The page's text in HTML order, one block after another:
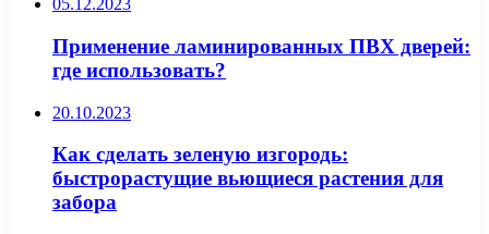
05.12.2023
Применение ламинированных ПВХ дверей:
где использовать?
20.10.2023
Как сделать зеленую изгородь:
быстрорастущие вьющиеся растения для
забора